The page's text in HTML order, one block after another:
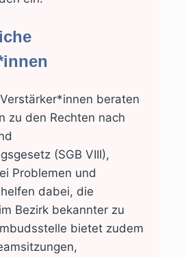
beraten
zu den Rechten nach
(SGB VIII),
Problemen und
dabei, die
Bezirk bekannter zu
bietet zudem